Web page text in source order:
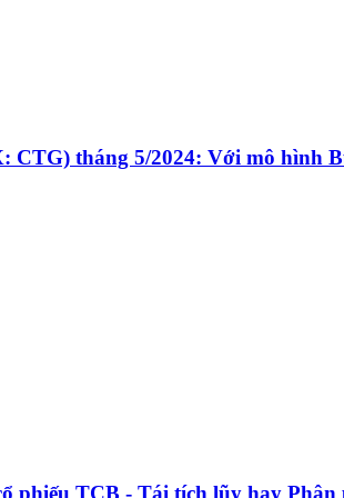
CTG) tháng 5/2024: Với mô hình
phiếu TCB - Tái tích lũy hay Phân